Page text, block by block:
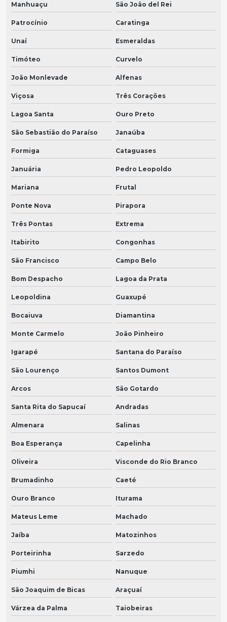
Manhuaçu São João del Rei
Patrocínio Caratinga
Unaí Esmeraldas
Timóteo Curvelo
João Monlevade Alfenas
Viçosa Três Corações
Lagoa Santa Ouro Preto
São Sebastião do Paraíso Janaúba
Formiga Cataguases
Januária Pedro Leopoldo
Mariana Frutal
Ponte Nova Pirapora
Três Pontas Extrema
Itabirito Congonhas
São Francisco Campo Belo
Bom Despacho Lagoa da Prata
Leopoldina Guaxupé
Bocaiuva Diamantina
Monte Carmelo João Pinheiro
Igarapé Santana do Paraíso
São Lourenço Santos Dumont
Arcos São Gotardo
Santa Rita do Sapucaí Andradas
Almenara Salinas
Boa Esperança Capelinha
Oliveira Visconde do Rio Branco
Brumadinho Caeté
Ouro Branco Iturama
Mateus Leme Machado
Jaíba Matozinhos
Porteirinha Sarzedo
Piumhi Nanuque
São Joaquim de Bicas Araçuaí
Várzea da Palma Taiobeiras